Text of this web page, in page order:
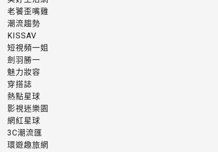
老饕歪嘴雞
潮流趨勢
KISSAV
短視頻一姐
劍羽勝一
魅力妝容
穿搭誌
熱點星球
影視迷樂園
網紅星球
3C潮流匯
環遊趣旅網